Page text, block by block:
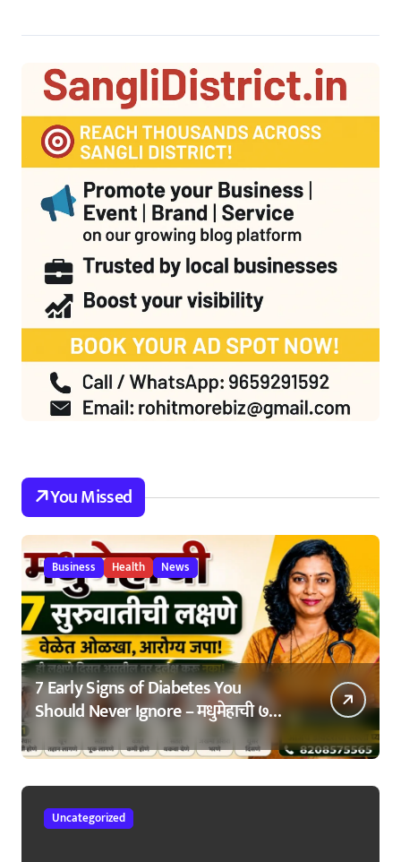
You Missed
Business Health News
7 Early Signs of Diabetes You
Should Never Ignore – मधुमेहाची ७
सुरुवातीची लक्षणे – वेळेत ओळखा, आरोग्य
जपा
Uncategorized